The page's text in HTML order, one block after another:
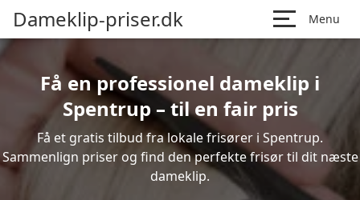
Dameklip-priser.dk Menu
Få en professionel dameklip i
Spentrup – til en fair pris
Få et gratis tilbud fra lokale frisører i Spentrup.
Sammenlign priser og find den perfekte frisør til dit næste
dameklip.